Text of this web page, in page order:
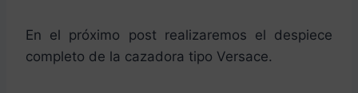
En el próximo post realizaremos el despiece
completo de la cazadora tipo Versace.